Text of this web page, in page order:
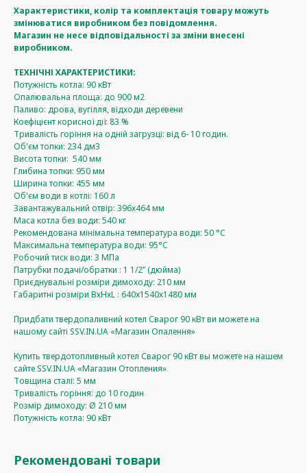
Характеристики, колір та комплектація товару можуть
змінюватися виробником без повідомлення.
Магазин не несе відповідальності за зміни внесені
виробником.
ТЕХНІЧНІ ХАРАКТЕРИСТИКИ:
Потужність котла: 90 кВт
Опалювальна площа: до 900 м2
Паливо: дрова, вугілля, відходи деревени
Коефіцієнт корисної дії: 83 %
Тривалість горіння на одній загрузці: від 6- 10 годин.
Об'єм топки: 234 дм3
Висота топки: 540 мм
Глибина топки: 950 мм
Ширина топки: 455 мм
Об'єм води в котлі: 160 л
Завантажувальний отвір: 396х464 мм
Маса котла без води: 540 кг
Рекомендована мінімальна температура води: 50 °C
Максимальна температура води: 95°C
Робочий тиск води: 3 МПа
Патрубки подачі/обратки : 1 1/2” (дюйма)
Приєднувальні розміри димоходу: 210 мм
Габаритні розміри ВхНхL : 640х1540х1480 мм
Придбати твердопаливний котел Сварог 90 кВт ви можете на
нашому сайті SSV.IN.UA «Магазин Опалення»
Купить твердотопливный котел Сварог 90 кВт вы можете на нашем
сайте SSV.IN.UA «Магазин Отопления»
Товщина сталі: 5 мм
Тривалість горіння: до 10 годин
Розмір димоходу: Ø 210 мм
Потужність котла: 90 кВт
Рекомендовані товари